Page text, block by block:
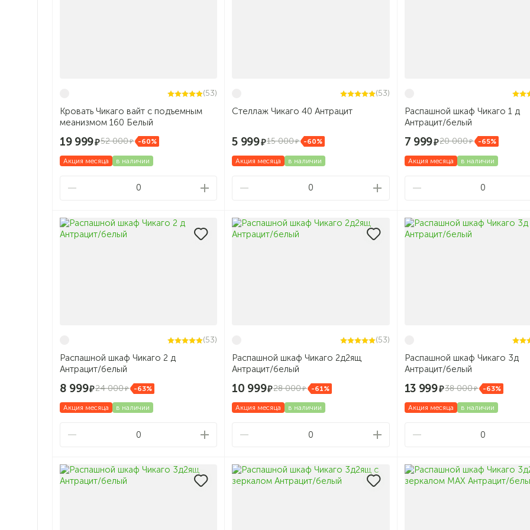
(53)
Кровать Чикаго вайт с подъемным
меанизмом 160 Белый
19 999 52 000 -60%
Акция месяца в наличии
0
(53)
Стеллаж Чикаго 40 Антрацит
5 999 15 000 -60%
Акция месяца в наличии
0
Распашной шкаф Чикаго 1 д
Антрацит/белый
7 999 20 000 -65%
Акция месяца в наличии
0
(53)
Распашной шкаф Чикаго 2 д
Антрацит/белый
8 999 24 000 -63%
Акция месяца в наличии
0
(53)
Распашной шкаф Чикаго 2д2ящ
Антрацит/белый
10 999 28 000 -61%
Акция месяца в наличии
0
Распашной шкаф Чикаго 3д
Антрацит/белый
13 999 38 000 -63%
Акция месяца в наличии
0